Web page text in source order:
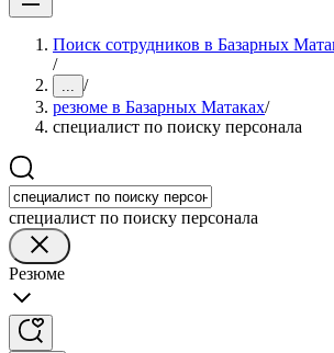
Поиск сотрудников в Базарных
/
... /
резюме в Базарных Матаках/
специалист по поиску персонала
специалист по поиску персонала
Резюме